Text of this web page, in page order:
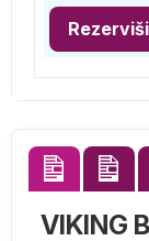
VIKING